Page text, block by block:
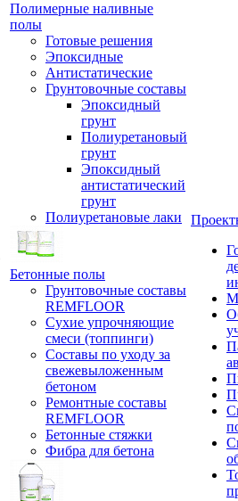
Полимерные наливные
полы
Готовые решения
Эпоксидные
Антистатические
Грунтовочные составы
Эпоксидный
грунт
Полиуретановый
грунт
Эпоксидный
антистатический
грунт
Полиуретановые лаки
Бетонные полы
Грунтовочные составы
REMFLOOR
Сухие упрочняющие
смеси (топпинги)
Составы по уходу за
свежевыложенным
бетоном
Ремонтные составы
REMFLOOR
Бетонные стяжки
Фибра для бетона